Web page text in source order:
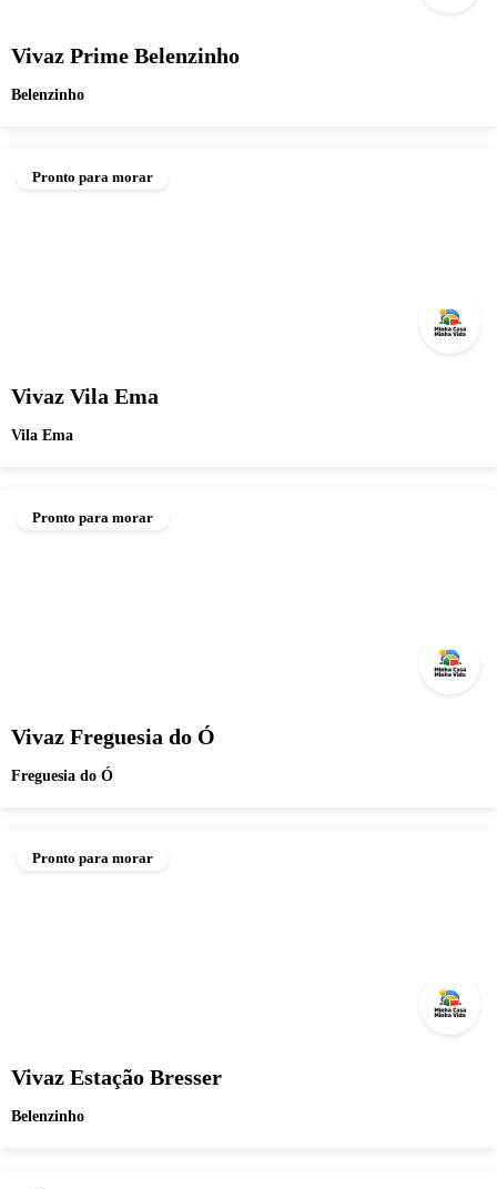
Vivaz Prime Belenzinho
Belenzinho
Pronto para morar
Vivaz Vila Ema
Vila Ema
Pronto para morar
Vivaz Freguesia do Ó
Freguesia do Ó
Pronto para morar
Vivaz Estação Bresser
Belenzinho